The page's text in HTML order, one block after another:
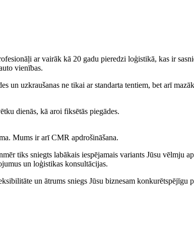
ar vairāk kā 20 gadu pieredzi loģistikā, kas ir
vienības.
un uzkraušanas ne tikai ar standarta tentiem, bet arī
dienās, kā aroi fiksētās piegādes.
Mums ir arī CMR apdrošināšana.
tiks sniegts labākais iespējamais variants Jūsu vēlmju
un loģistikas konsultācijas.
un ātrums sniegs Jūsu biznesam konkurētspējīgu